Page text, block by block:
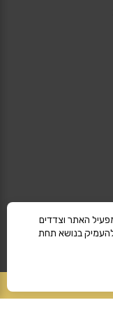
האתר וצדדים
להעמיק בנושא תחת